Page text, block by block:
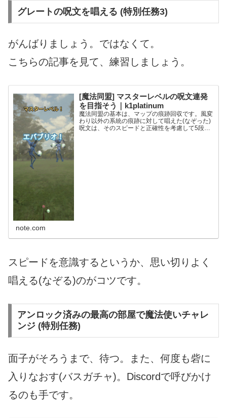
グレートの呪文を唱える (特別任務3)
がんばりましょう。ではなくて。
こちらの記事を見て、練習しましょう。
[魔法同盟] マスターレベルの呪文連発
を目指そう｜k1platinum
魔法同盟の基本は、マップの痕跡回収です。風変
わり以外の系統の痕跡に対して唱えた(なぞった)
呪文は、そのスピードと正確性を考慮して5段階
note.com
スピードを意識するというか、思い切りよく
唱える(なぞる)のがコツです。
アンロック済みの最高の部屋で魔法使いチャレ
ンジ (特別任務)
面子がそろうまで、待つ。また、何度も砦に
入りなおす(バスガチャ)。Discordで呼びかけ
るのも手です。